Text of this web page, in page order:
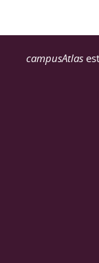
campusAtlas